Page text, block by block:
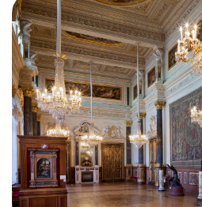
ПРОГРАММАПОД ДВУМЯ
ЗВЕЗДОЧКАМИ
До сюда доживают только